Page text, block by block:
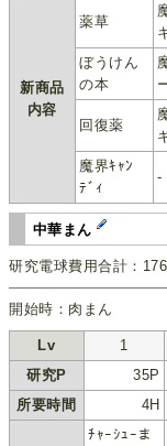
新商品
内容
薬草
ぼうけん
の本
回復薬
魔界ｷｬﾝ
ﾃﾞｨ
-
中華まん
研究電球費用合計：
開始時：肉まん
Lv 1
研究P
35P
所要時間
4H
ﾁｬｰｼｭｰま